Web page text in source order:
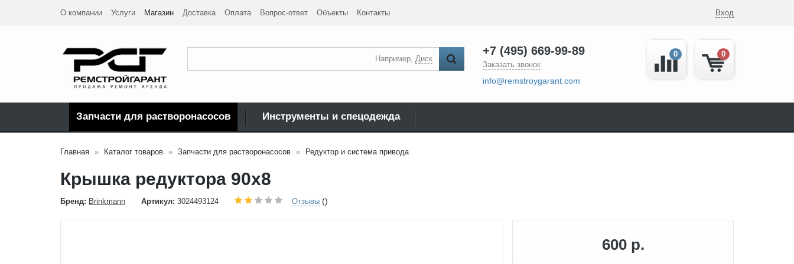
О компании Услуги Магазин Доставка Оплата Вопрос-ответ Объекты Контакты Вход
Например, Диск
+7 (495) 669-99-89
Заказать звонок
info@remstroygarant.com
0
0
Запчасти для растворонасосов Инструменты и спецодежда
Главная Каталог товаров Запчасти для растворонасосов Редуктор и система привода
Крышка редуктора 90x8
Бренд: Brinkmann Артикул: 3024493124 Отзывы ()
600 р.